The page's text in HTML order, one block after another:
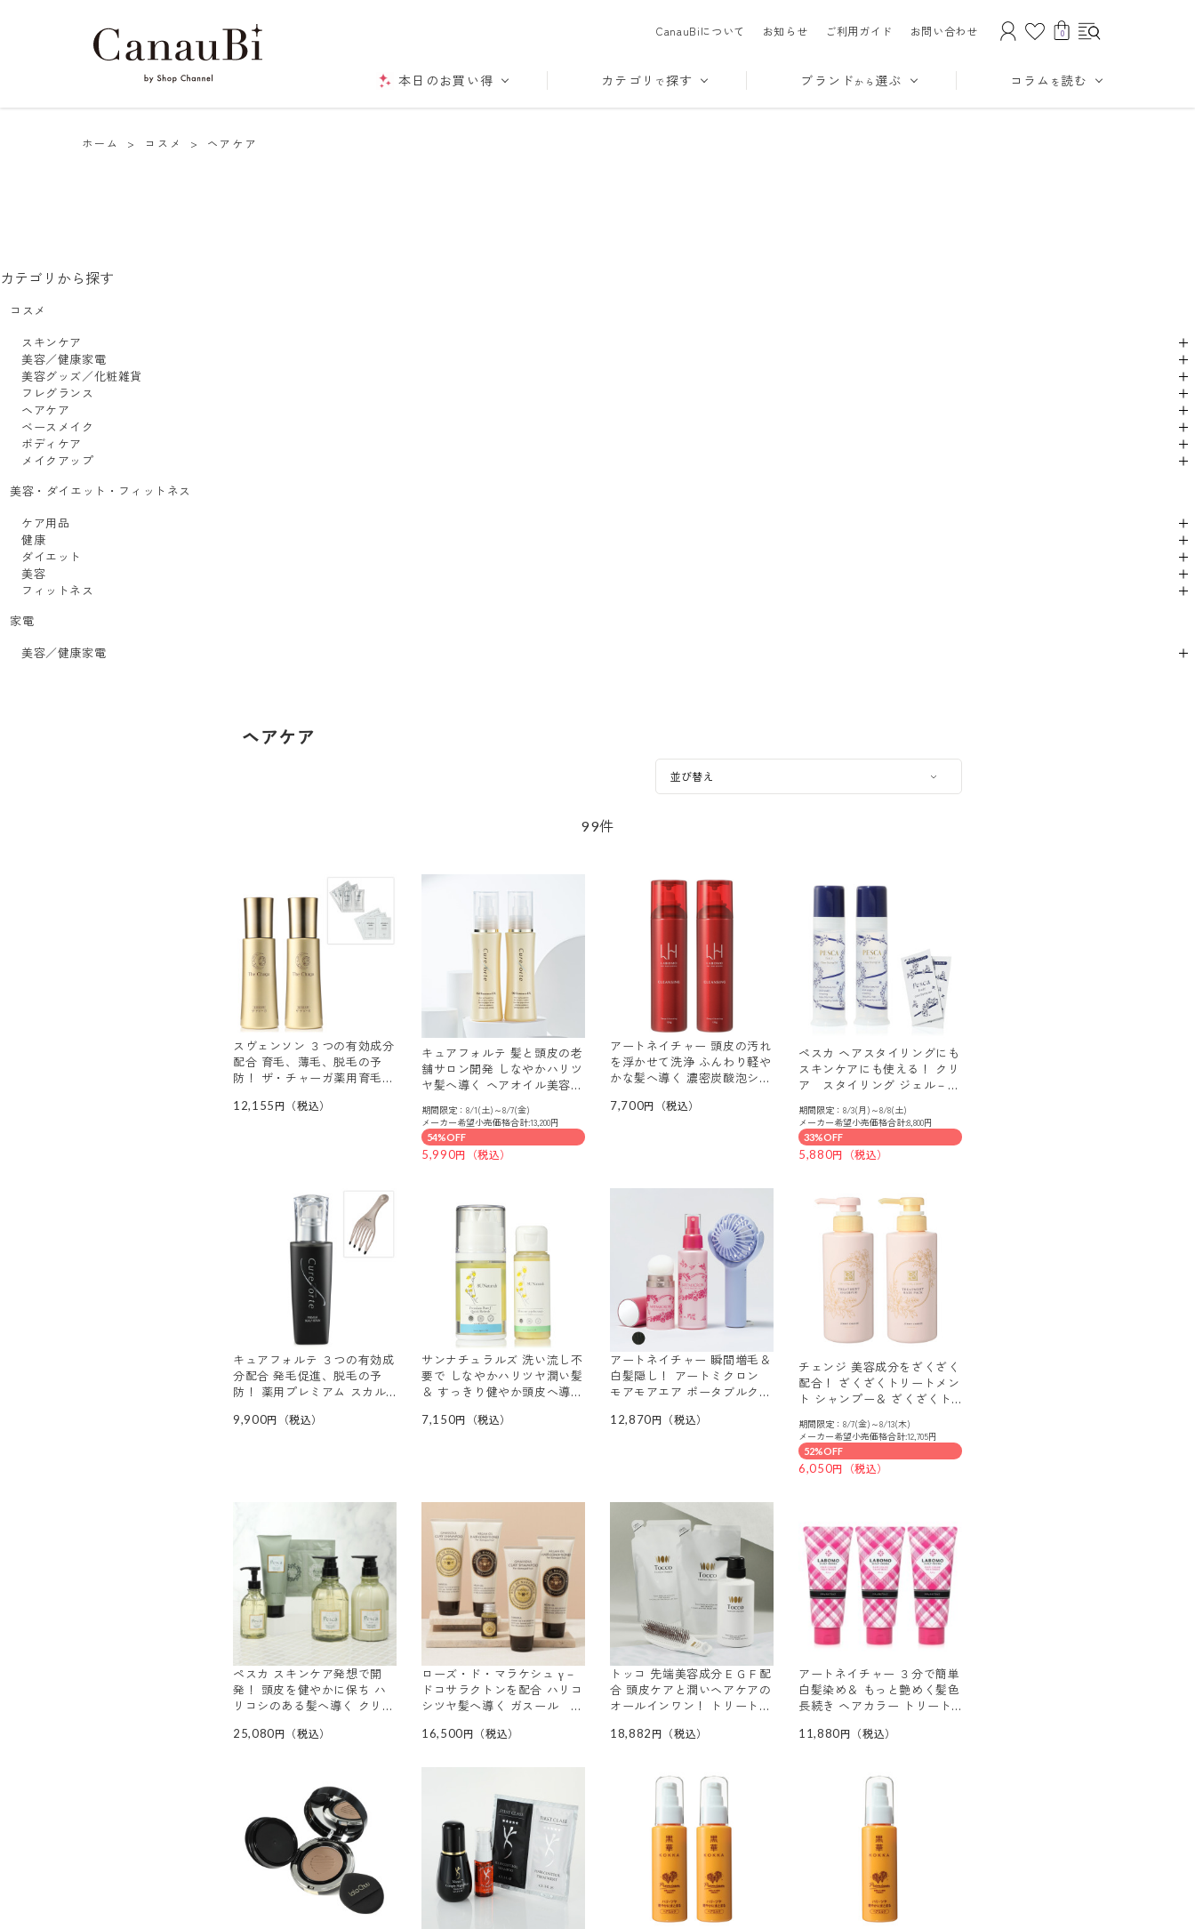
CanauBiについて お知らせ ご利用ガイド お問い合わせ 0
本日のお買い得 カテゴリ で探す ブランド から 選ぶ コラム を読む
ホーム > コスメ > ヘアケア
カテゴリから探す
コスメ
スキンケア
美容／健康家電
美容グッズ／化粧雑貨
フレグランス
ヘアケア
ベースメイク
ボディケア
メイクアップ
美容・ダイエット・フィットネス
ケア用品
健康
ダイエット
美容
フィットネス
家電
美容／健康家電
ヘアケア
99件
スヴェンソン ３つの有効成分
配合 育毛、薄毛、脱毛の予
防！ ザ・チャーガ薬用育毛剤
12,155
キュアフォルテ 髪と頭皮の老
舗サロン開発 しなやかハリツ
ヤ髪へ導く ヘアオイル美容液
ュー２本セット
期間限定：8/1(土)～8/7(金)
メーカー希望小売価格合計:13,200円
54%OFF
5,990
アートネイチャー 頭皮の汚れ
を浮かせて洗浄 ふんわり軽や
かな髪へ導く 濃密炭酸泡シャ
テム ディープクレンジング
7,700
ペスカ ヘアスタイリングにも
スキンケアにも使える！ クリ
ア スタイリング ジェル－Ｅ
期間限定：8/3(月)～8/8(土)
メーカー希望小売価格合計:8,800円
33%OFF
5,880
キュアフォルテ ３つの有効成
分配合 発毛促進、脱毛の予
防！ 薬用プレミアム スカル
スカルプセラム） 特別セット
9,900
サンナチュラルズ 洗い流し不
要で しなやかハリツヤ潤い髪
＆ すっきり健やか頭皮へ導く
デビュー特別セット
7,150
アートネイチャー 瞬間増毛＆
白髪隠し！ アートミクロン
モアモアエア ポータブルクル
12,870
チェンジ 美容成分をざくざく
配合！ ざくざくトリートメン
ト シャンプー＆ ざくざくト
ホワイトリリーの香り＞ 特別
セット
期間限定：8/7(金)～8/13(木)
メーカー希望小売価格合計:12,705円
52%OFF
6,050
ペスカ スキンケア発想で開
発！ 頭皮を健やかに保ち ハ
リコシのある髪へ導く クリ
ヘアパック 大増量セット
25,080
ローズ・ド・マラケシュ γ－
ドコサラクトンを配合 ハリコ
シツヤ髪へ導く ガスール ボ
コンディショナー 各２本特別
16,500
トッコ 先端美容成分ＥＧＦ配
合 頭皮ケアと潤いヘアケアの
オールインワン！ トリートメ
セット
18,882
アートネイチャー ３分で簡単
白髪染め＆ もっと艶めく髪色
長続き ヘアカラー トリート
11,880